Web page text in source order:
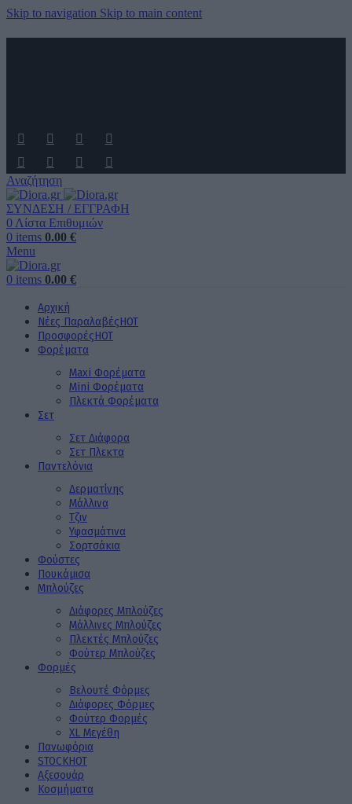
Skip to navigation Skip to main content
Αναζήτηση
ΣΥΝΔΕΣΗ / ΕΓΓΡΑΦΗ
0 Λίστα Επιθυμιών
0 items 0.00 €
Menu
0 items 0.00 €
Αρχική
Νέες ΠαραλαβέςHOT
ΠροσφορέςHOT
Φορέματα
Maxi Φορέματα
Mini Φορέματα
Πλεκτά Φορέματα
Σετ
Σετ Διάφορα
Σετ Πλεκτα
Παντελόνια
Δερματίνης
Μάλλινα
Τζιν
Υφασμάτινα
Σορτσάκια
Φούστες
Πουκάμισα
Μπλούζες
Διάφορες Μπλούζες
Μάλλινες Μπλούζες
Πλεκτές Μπλούζες
Φούτερ Μπλούζες
Φορμές
Βελουτέ Φόρμες
Διάφορες Φόρμες
Φούτερ Φορμές
XL Μεγέθη
Πανωφόρια
STOCKΗΟΤ
Aξεσουάρ
Κοσμήματα